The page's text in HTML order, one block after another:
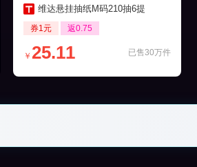
维达悬挂抽纸M码210抽6提
券1元 返0.75
已售30万件
￥ 25.11